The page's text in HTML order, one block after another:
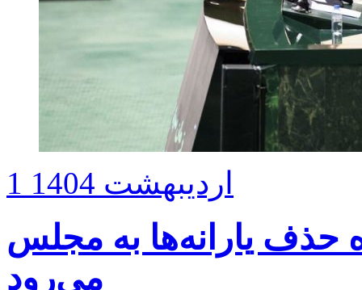
1 اردیبهشت 1404
حذف یارانه‌ها به مجلس
می‌رود